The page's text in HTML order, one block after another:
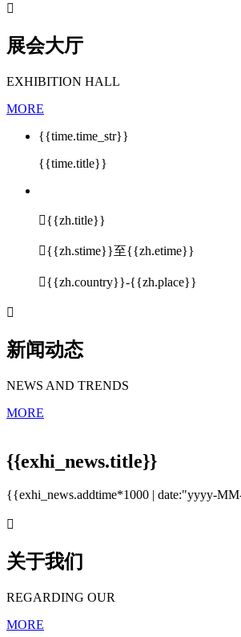

展会大厅
EXHIBITION HALL
MORE
{{time.time_str}}
{{time.title}}
{{zh.title}}
{{zh.stime}}至{{zh.etime}}
{{zh.country}}-{{zh.place}}

新闻动态
NEWS AND TRENDS
MORE
{{exhi_news.title}}
{{exhi_news.addtime*1000 | date:"yyyy-

关于我们
REGARDING OUR
MORE